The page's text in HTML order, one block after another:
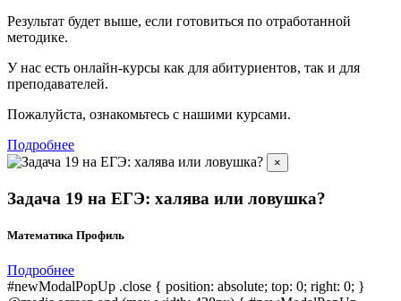
Результат будет выше, если готовиться по отработанной
методике.
У нас есть онлайн-курсы как для абитуриентов, так и для
преподавателей.
Пожалуйста, ознакомьтесь с нашими курсами.
Подробнее
×
Задача 19 на ЕГЭ: халява или ловушка?
Математика Профиль
Подробнее
#newModalPopUp .close { position: absolute; top: 0; right: 0; }